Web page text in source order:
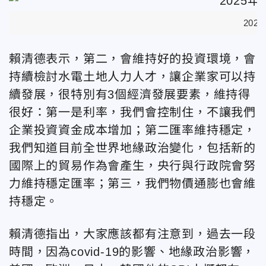
賴清德表示，第二，會維持好的投資環境，會
持續檢討水電土地人力人才，讓企業家可以持
續發展，很特別有3個經濟發展要素，維持得
很好：第一是利率，我們會控制住，不讓我們
企業投資資金成本增加；第二匯率維持穩定，
我們知道目前全世界地緣政治變化，包括新的
國際上的貿易作為會產生，央行與行政院會努
力維持穩定匯率；第三，我們物價通膨也會維
持穩定。
賴清德指出，大家應該都有注意到，過去一段
時間，因為covid-19的影響、地緣政治影響，